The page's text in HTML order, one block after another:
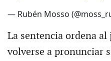
— Rubén Mosso
La sentencia ordena al
volverse a pronunciar